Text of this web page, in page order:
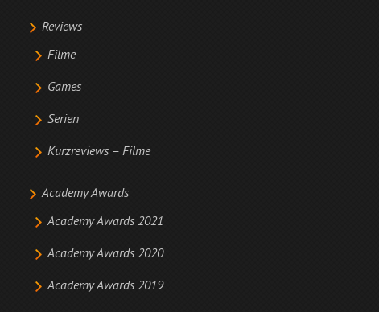
Reviews
Filme
Games
Serien
Kurzreviews – Filme
Academy Awards
Academy Awards 2021
Academy Awards 2020
Academy Awards 2019